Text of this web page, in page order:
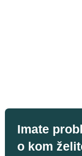
Imate
o kom